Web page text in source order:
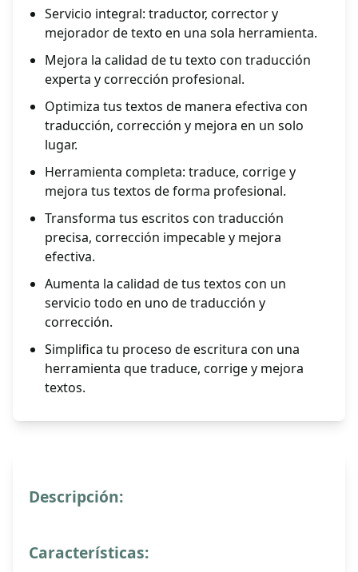
Servicio integral: traductor, corrector y
mejorador de texto en una sola herramienta.
Mejora la calidad de tu texto con traducción
experta y corrección profesional.
Optimiza tus textos de manera efectiva con
traducción, corrección y mejora en un solo
lugar.
Herramienta completa: traduce, corrige y
mejora tus textos de forma profesional.
Transforma tus escritos con traducción
precisa, corrección impecable y mejora
efectiva.
Aumenta la calidad de tus textos con un
servicio todo en uno de traducción y
corrección.
Simplifica tu proceso de escritura con una
herramienta que traduce, corrige y mejora
textos.
Descripción:
Características: